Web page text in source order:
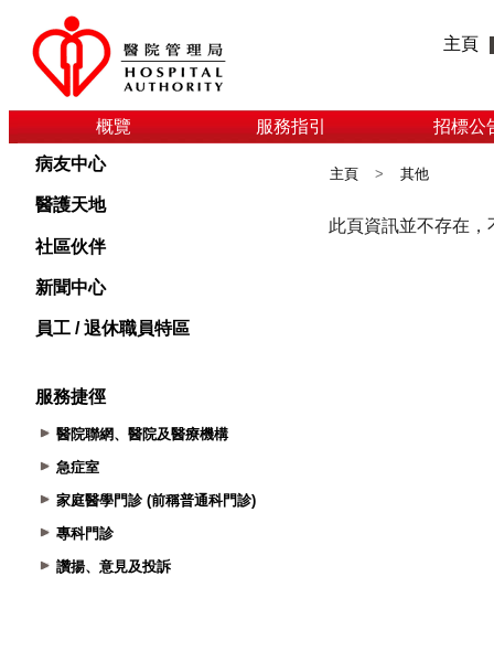
主頁
概覽 服務指引 招標公
病友中心
醫護天地
社區伙伴
新聞中心
員工 / 退休職員特區
服務捷徑
醫院聯網、醫院及醫療機構
急症室
家庭醫學門診 (前稱普通科門診)
專科門診
讚揚、意見及投訴
主頁 > 其他